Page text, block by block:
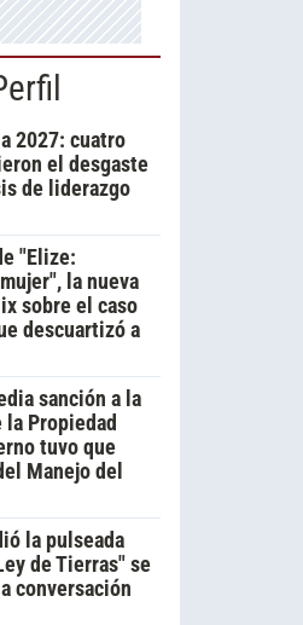
2027: cuatro
el desgaste
de liderazgo
"Elize:
la nueva
sobre el caso
descuartizó a
sanción a la
Propiedad
tuvo que
Manejo del
la pulseada
de Tierras" se
conversación